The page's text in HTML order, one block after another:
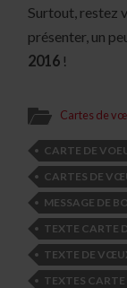
Surtout, restez
présenter, un
2016 !
Cartes de
CARTE DE
CARTES DE
MESSAGE DE
TEXTE CARTE
TEXTE DE
TEXTES